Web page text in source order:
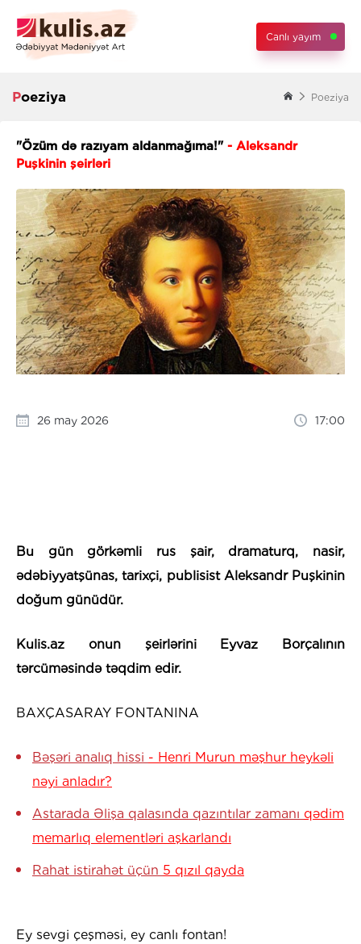
Canlı yayım
Poeziya Poeziya
"Özüm də razıyam aldanmağıma!" - Aleksandr
Puşkinin şeirləri
26 may 2026 17:00
Bu gün görkəmli rus şair, dramaturq, nasir,
ədəbiyyatşünas, tarixçi, publisist Aleksandr Puşkinin
doğum günüdür.
Kulis.az onun şeirlərini Eyvaz Borçalının
tərcüməsində təqdim edir.
BAXÇASARAY FONTANINA
Bəşəri analıq hissi - Henri Murun məşhur heykəli
nəyi anladır?
Astarada Əlişa qalasında qazıntılar zamanı qədim
memarlıq elementləri aşkarlandı
Rahat istirahət üçün 5 qızıl qayda
Ey sevgi çeşməsi, ey canlı fontan!